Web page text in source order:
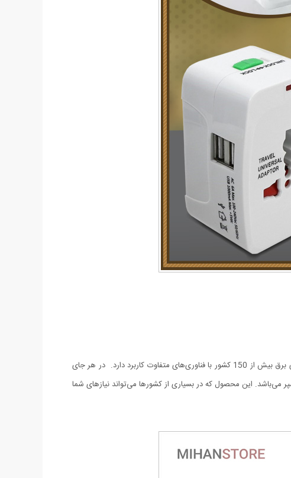
توسط تبدیل برق همه کاره می توان انواع سوکت های برق کشورهای مختلف را به سوکت های دیگر تبدیل کرد. این آداپتور برای سوکت های برق بیش از 150 کشور با فناوری‌های متفاوت کاربرد دارد. در هر جای
باشید، با این وسیله می‌توانید وسایل الکتریکی را به راحتی شارژ و قابل استفاده کنید. ولتاژ ورودی 250 ولت و جریان خروجی آن 3 آمپر می‌باشد. این محصول که در بسیاری از کشورها می‌تواند نیازهای شما